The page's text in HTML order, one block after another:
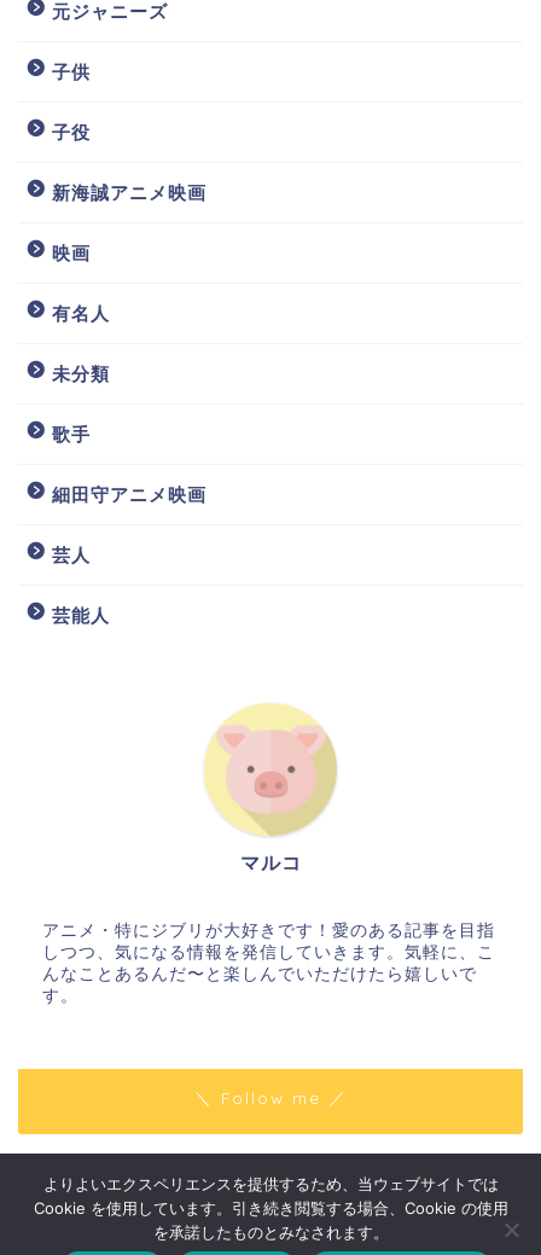
元ジャニーズ
子供
子役
新海誠アニメ映画
映画
有名人
未分類
歌手
細田守アニメ映画
芸人
芸能人
マルコ
アニメ・特にジブリが大好きです！愛のある記事を目指
しつつ、気になる情報を発信していきます。気軽に、こ
んなことあるんだ〜と楽しんでいただけたら嬉しいで
す。
＼ Follow me ／
プライバシーポリシー 免責事項
2018–2026 はりきりマルコの〇〇な話
よりよいエクスペリエンスを提供するため、当ウェブサイトでは
Cookie を使用しています。引き続き閲覧する場合、Cookie の使用
を承諾したものとみなされます。